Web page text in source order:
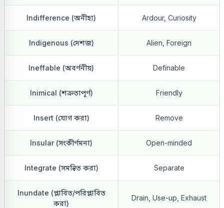
Indifference (অনীহা) Ardour, Curiosity
Indigenous (দেশজ) Alien, Foreign
Ineffable (অবর্ণনীয়) Definable
Inimical (শত্রুতাপূর্ণ) Friendly
Insert (যোগ করা) Remove
Insular (সংকীর্ণমনা) Open-minded
Integrate (সমন্বিত করা) Separate
Inundate (প্লাবিত/পরিপ্লাবিত
করা)
Drain, Use-up, Exhaust